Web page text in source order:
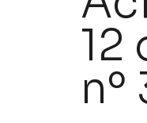
12
nº